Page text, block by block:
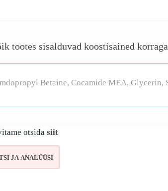
tootes sisalduvad koostisained korraga
otsida siit